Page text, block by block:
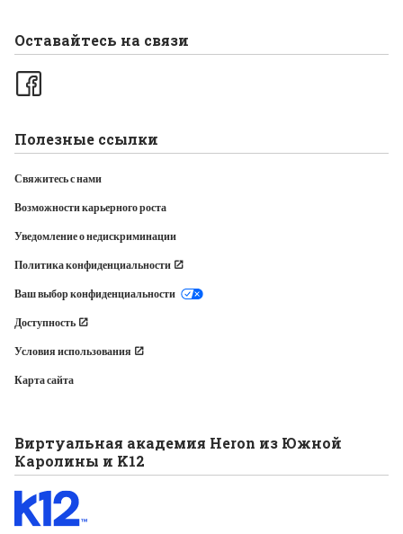
Оставайтесь на связи
Полезные ссылки
Свяжитесь с нами
Возможности карьерного роста
Уведомление о недискриминации
Политика конфиденциальности
Ваш выбор конфиденциальности
Доступность
Условия использования
Карта сайта
Виртуальная академия Heron из Южной
Каролины и K12